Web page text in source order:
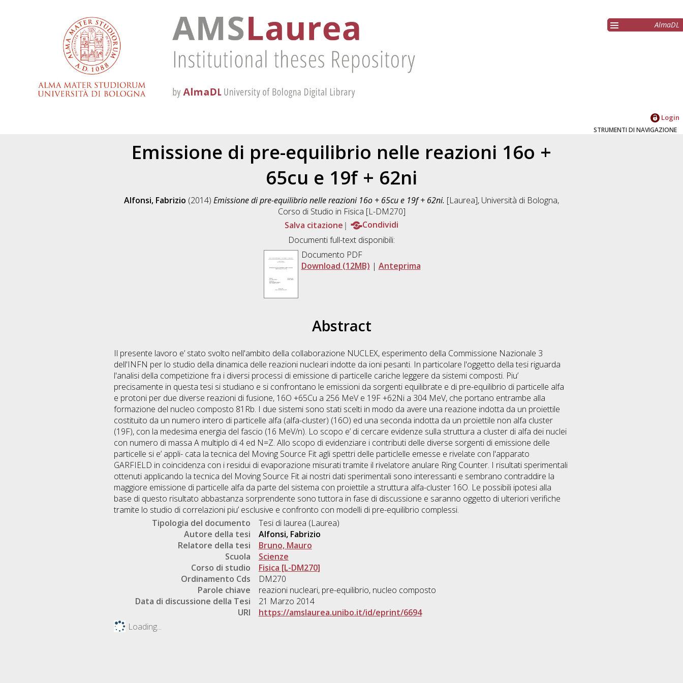
AlmaDL
Login
STRUMENTI DI NAVIGAZIONE
Emissione di pre-equilibrio nelle reazioni 16o +
65cu e 19f + 62ni
Alfonsi, Fabrizio (2014) Emissione di pre-equilibrio nelle reazioni 16o + 65cu e 19f + 62ni. [Laurea], Università di Bologna,
Corso di Studio in Fisica [L-DM270]
Salva citazione
Condividi
Documenti full-text disponibili:
Documento PDF
Download (12MB) | Anteprima
Abstract
Il presente lavoro e’ stato svolto nell'ambito della collaborazione NUCLEX, esperimento della Commissione Nazionale 3
dell'INFN per lo studio della dinamica delle reazioni nucleari indotte da ioni pesanti. In particolare l'oggetto della tesi riguarda
l'analisi della competizione fra i diversi processi di emissione di particelle cariche leggere da sistemi composti. Piu’
precisamente in questa tesi si studiano e si confrontano le emissioni da sorgenti equilibrate e di pre-equilibrio di particelle alfa
e protoni per due diverse reazioni di fusione, 16O +65Cu a 256 MeV e 19F +62Ni a 304 MeV, che portano entrambe alla
formazione del nucleo composto 81Rb. I due sistemi sono stati scelti in modo da avere una reazione indotta da un proiettile
costituito da un numero intero di particelle alfa (alfa-cluster) (16O) ed una seconda indotta da un proiettile non alfa cluster
(19F), con la medesima energia del fascio (16 MeV/n). Lo scopo e’ di cercare evidenze sulla struttura a cluster di alfa dei nuclei
con numero di massa A multiplo di 4 ed N=Z. Allo scopo di evidenziare i contributi delle diverse sorgenti di emissione delle
particelle si e’ appli- cata la tecnica del Moving Source Fit agli spettri delle particlelle emesse e rivelate con l'apparato
GARFIELD in coincidenza con i residui di evaporazione misurati tramite il rivelatore anulare Ring Counter. I risultati sperimentali
ottenuti applicando la tecnica del Moving Source Fit ai nostri dati sperimentali sono interessanti e sembrano contraddire la
maggiore emissione di particelle alfa da parte del sistema con proiettile a struttura alfa-cluster 16O. Le possibili ipotesi alla
base di questo risultato abbastanza sorprendente sono tuttora in fase di discussione e saranno oggetto di ulteriori verifiche
tramite lo studio di correlazioni piu’ esclusive e confronto con modelli di pre-equilibrio complessi.
Tipologia del documento
Tesi di laurea (Laurea)
Autore della tesi
Alfonsi, Fabrizio
Relatore della tesi
Bruno, Mauro
Scuola
Scienze
Corso di studio
Fisica [L-DM270]
Ordinamento Cds
DM270
Parole chiave
reazioni nucleari, pre-equilibrio, nucleo composto
Data di discussione della Tesi
21 Marzo 2014
URI
https://amslaurea.unibo.it/id/eprint/6694
Loading...